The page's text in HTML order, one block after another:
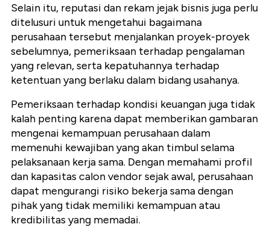
Selain itu, reputasi dan rekam jejak bisnis juga perlu
ditelusuri untuk mengetahui bagaimana
perusahaan tersebut menjalankan proyek-proyek
sebelumnya, pemeriksaan terhadap pengalaman
yang relevan, serta kepatuhannya terhadap
ketentuan yang berlaku dalam bidang usahanya.
Pemeriksaan terhadap kondisi keuangan juga tidak
kalah penting karena dapat memberikan gambaran
mengenai kemampuan perusahaan dalam
memenuhi kewajiban yang akan timbul selama
pelaksanaan kerja sama. Dengan memahami profil
dan kapasitas calon vendor sejak awal, perusahaan
dapat mengurangi risiko bekerja sama dengan
pihak yang tidak memiliki kemampuan atau
kredibilitas yang memadai.